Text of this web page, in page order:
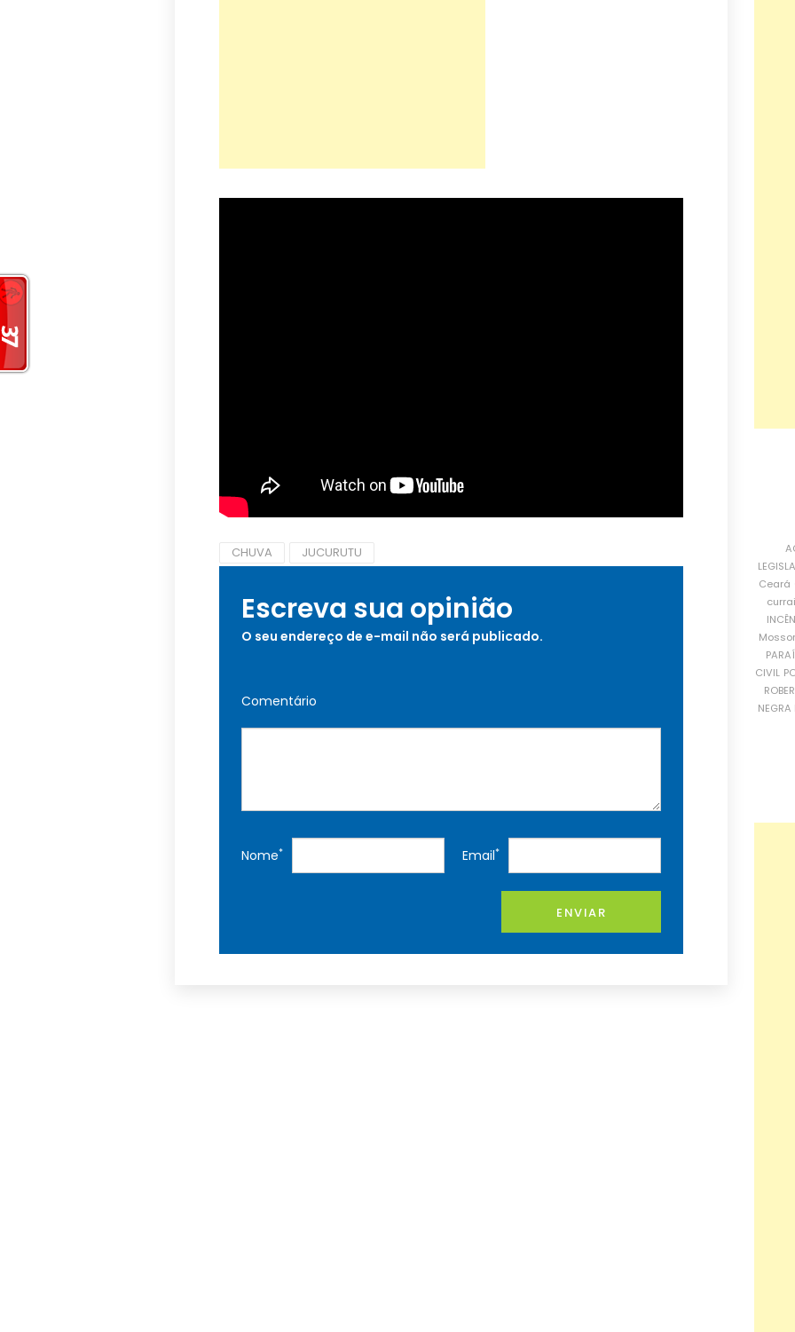
CHUVA JUCURUTU
Escreva sua opinião
O seu endereço de e-mail não será publicado.
Comentário
Nome* Email*
ENVIAR
Ceará
CIVIL
NEGRA